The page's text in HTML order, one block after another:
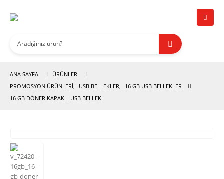
ANA SAYFA
ÜRÜNLER
PROMOSYON ÜRÜNLERİ, USB BELLEKLER,
16 GB USB BELLEKLER
16 GB DÖNER KAPAKLI USB BELLEK